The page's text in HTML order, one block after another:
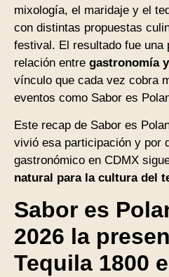
mixología, el maridaje y el
con distintas propuestas
festival. El resultado fue una
relación entre gastronomía
vínculo que cada vez cobra
eventos como Sabor es
Este recap de Sabor es
vivió esa participación y por
gastronómico en CDMX
natural para la cultura del
Sabor es
2026 la
Tequila 1800